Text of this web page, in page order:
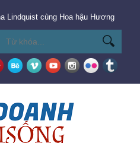
Lindquist cùng Hoa hậu Hương